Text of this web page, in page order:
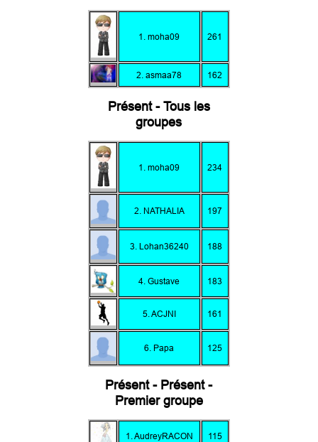
1. moha09 261
2. asmaa78 162
Présent - Tous les
groupes
1. moha09 234
2. NATHALIA 197
3. Lohan36240 188
4. Gustave 183
5. ACJNI 161
6. Papa 125
Présent - Présent -
Premier groupe
1. AudreyRACON 115